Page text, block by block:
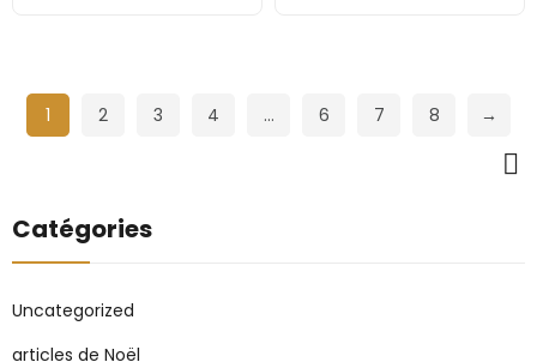
1 2 3 4 … 6 7 8 →
Catégories
Uncategorized
articles de Noël